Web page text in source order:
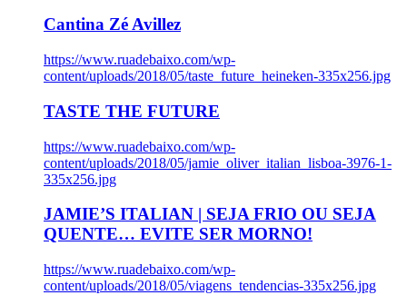
Cantina Zé Avillez
https://www.ruadebaixo.com/wp-
content/uploads/2018/05/taste_future_heineken-335x256.jpg
TASTE THE FUTURE
https://www.ruadebaixo.com/wp-
content/uploads/2018/05/jamie_oliver_italian_lisboa-3976-1-
335x256.jpg
JAMIE’S ITALIAN | SEJA FRIO OU SEJA
QUENTE… EVITE SER MORNO!
https://www.ruadebaixo.com/wp-
content/uploads/2018/05/viagens_tendencias-335x256.jpg